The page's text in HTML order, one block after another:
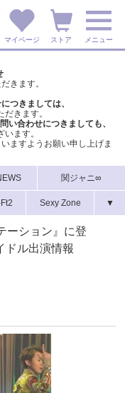
マイページ ストア メニュー
きます。
つきましては、
だきます。
い合わせにつきましても、
ます。
ますようお願い申し上げま
関ジャニ∞
Sexy Zone ▼
ーション』に登
ル出演情報